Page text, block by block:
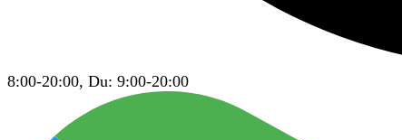
8:00-20:00, Du: 9:00-20:00